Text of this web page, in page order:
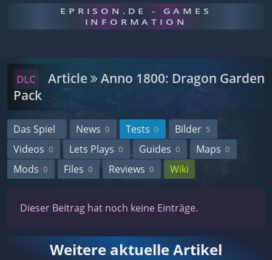
EPRISON.DE - GAMES
INFORMATION
DLC Article
Anno 1800: Dragon Garden
Pack
Das Spiel News 0 Tests 0 Bilder 5
Videos 0 Lets Plays 0 Guides 0 Maps 0
Mods 0 Files 0 Reviews 0 Wiki
Dieser Beitrag hat noch keine Einträge.
Weitere aktuelle Artikel